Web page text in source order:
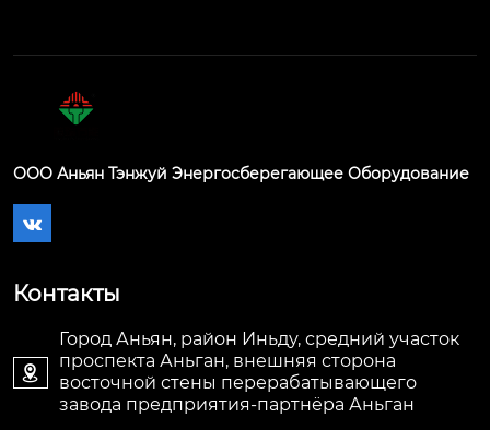
ООО Аньян Тэнжуй Энергосберегающее Оборудование

Контакты

Город Аньян, район Иньду, средний участок
проспекта Аньган, внешняя сторона
восточной стены перерабатывающего
завода предприятия-партнёра Аньган